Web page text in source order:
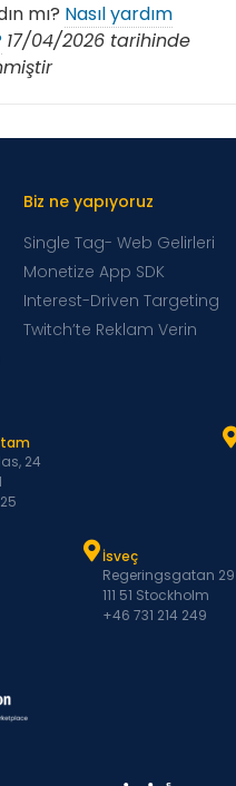
mı? Nasıl yardım
17/04/2026 tarihinde
Biz ne yapıyoruz
Single Tag- Web Gelirleri
Monetize App SDK
Interest-Driven Targeting
Twitch’te Reklam Verin
24
İsveç
Regeringsgatan 29
111 51 Stockholm
+46 731 214 249